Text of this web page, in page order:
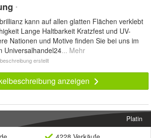
*
kann auf allen glatten Flächen verklebt
Lange Haltbarkeit Kratzfest und UV-
Nationen und Motive finden Sie bei uns im
Universalhandel24... Mehr
erstellt
anzeigen
Platin